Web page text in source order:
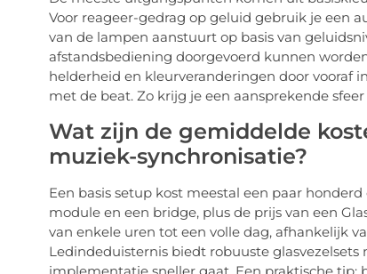
Voor reageer-gedrag op geluid gebruik je een
van de lampen aanstuurt op basis van
afstandsbediening doorgevoerd kunnen
helderheid en kleurveranderingen door vooraf
met de beat. Zo krijg je een aansprekende
Wat zijn de gemiddelde
muziek-synchronisatie?
Een basis setup kost meestal een paar
module en een bridge, plus de prijs van een
van enkele uren tot een volle dag, afhankelijk
Ledindeduisternis biedt robuuste
implementatie sneller gaat. Een praktische tip: